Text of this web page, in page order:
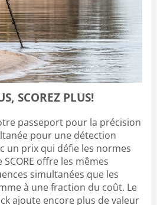
SCOREZ PLUS!
passeport pour la précision
pour une détection
un prix qui défie les normes
offre les mêmes
simultanées que les
à une fraction du coût. Le
ajoute encore plus de valeur